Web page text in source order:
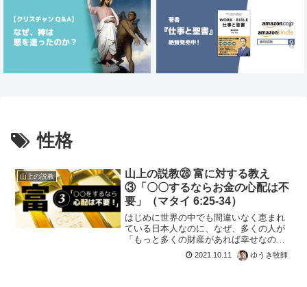
性格
山上の説教
山上の説教㉘ 富に対する教え
③「〇〇するならお金の心配は不
要」（マタイ 6:25-34）
はじめに世界の中でも間違いなく恵まれ
ている日本人なのに、なぜ、多くの人が
「もっと多くの財産があれば幸せなの
に」と思ってしまうのでしょうか。理由
の1つとして、日本人の生まれ持った遺伝
2021.10.11 ゆうき牧師